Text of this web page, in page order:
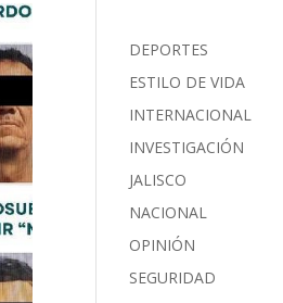
DEPORTES
ESTILO DE VIDA
INTERNACIONAL
INVESTIGACIÓN
JALISCO
NACIONAL
OPINIÓN
SEGURIDAD